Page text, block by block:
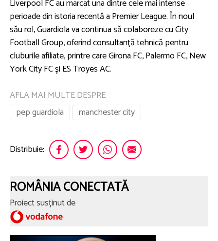
Liverpool FC au marcat una dintre cele mai intense
perioade din istoria recentă a Premier League. În noul
său rol, Guardiola va continua să colaboreze cu City
Football Group, oferind consultanţă tehnică pentru
cluburile afiliate, printre care Girona FC, Palermo FC, New
York City FC şi ES Troyes AC.
AFLA MAI MULTE DESPRE
pep guardiola
manchester city
Distribuie:
ROMÂNIA CONECTATĂ
Proiect susținut de